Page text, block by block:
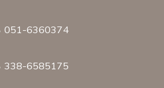
051-6360374
338-6585175